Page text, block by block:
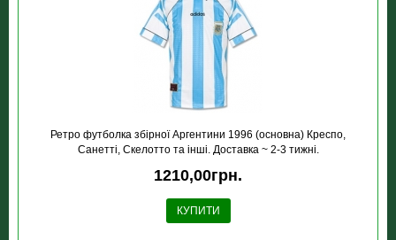
Ретро футболка збірної Аргентини 1996 (основна) Креспо,
Санетті, Скелотто та інші. Доставка ~ 2-3 тижні.
1210,00грн.
КУПИТИ